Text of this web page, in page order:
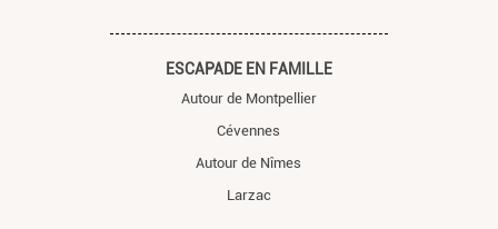
ESCAPADE EN FAMILLE
Autour de Montpellier
Cévennes
Autour de Nîmes
Larzac